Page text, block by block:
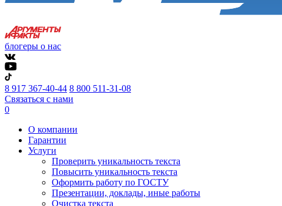
блогеры о нас
8 917 367-40-44 8 800 511-31-08
Связаться с нами
0
О компании
Гарантии
Услуги
Проверить уникальность текста
Повысить уникальность текста
Оформить работу по ГОСТУ
Презентации, доклады, иные работы
Очистка текста